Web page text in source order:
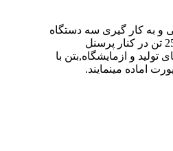
و به کار گیری سه دستگاه
بچینگ پلانت با ظرفیت 2500 تن در کنار پرسنل
و ازمایشگاه,بتن با
اماده مینمایند.